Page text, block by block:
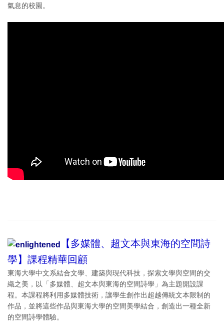
氣息的校園。
【多媒體、超文本與東海的空間詩
學】課程精華回顧
東海大學中文系結合文學、建築與現代科技，探索文學與空間的交
織之美，以「多媒體、超文本與東海的空間詩學」為主題開設課
程。本課程將利用多媒體技術，讓學生創作出超越傳統文本限制的
作品，並將這些作品與東海大學的空間美學結合，創造出一種全新
的空間詩學體驗。